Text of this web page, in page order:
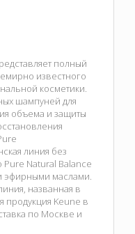
полный
известного
косметики.
шампуней для
объема и защиты
линия без
Pure Natural Balance
эфирными маслами.
названная в
продукция Keune в
по Москве и